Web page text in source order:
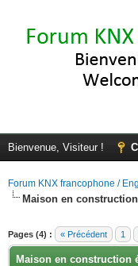
Bienvenue, Visiteur !
Forum KNX francophone /
Maison en
Pages (4) : « Précédent 1
Maison en construction